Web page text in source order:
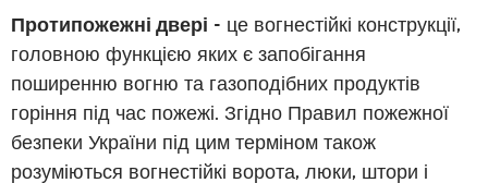
Протипожежні двері - це вогнестійкі конструкції,
головною функцією яких є запобігання
поширенню вогню та газоподібних продуктів
горіння під час пожежі. Згідно Правил пожежної
безпеки України під цим терміном також
розуміються вогнестійкі ворота, люки, штори і